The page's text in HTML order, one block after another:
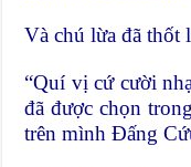
Và chú lừa đã thốt
“Quí vị cứ cười
đã được chọn
trên mình Đấng